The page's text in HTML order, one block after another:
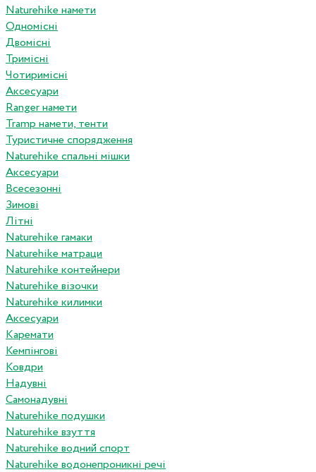
Naturehike намети
Одномісні
Двомісні
Тримісні
Чотиримісні
Аксесуари
Ranger намети
Tramp намети, тенти
Туристичне спорядження
Naturehike спальні мішки
Аксесуари
Всесезонні
Зимові
Літні
Naturehike гамаки
Naturehike матраци
Naturehike контейнери
Naturehike візочки
Naturehike килимки
Аксесуари
Каремати
Кемпінгові
Ковдри
Надувні
Самонадувні
Naturehike подушки
Naturehike взуття
Naturehike водний спорт
Naturehike водонепроникні речі